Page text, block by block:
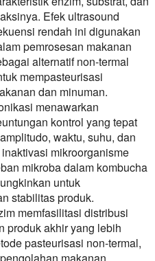
Efek ultrasound
rendah ini digunakan
pemrosesan makanan
alternatif non-termal
mempasteurisasi
dan minuman.
menawarkan
kontrol yang tepat
waktu, suhu, dan
mikroorganisme
mikroba dalam kombucha
untuk
stabilitas produk.
memfasilitasi distribusi
produk akhir yang lebih
pasteurisasi non-termal,